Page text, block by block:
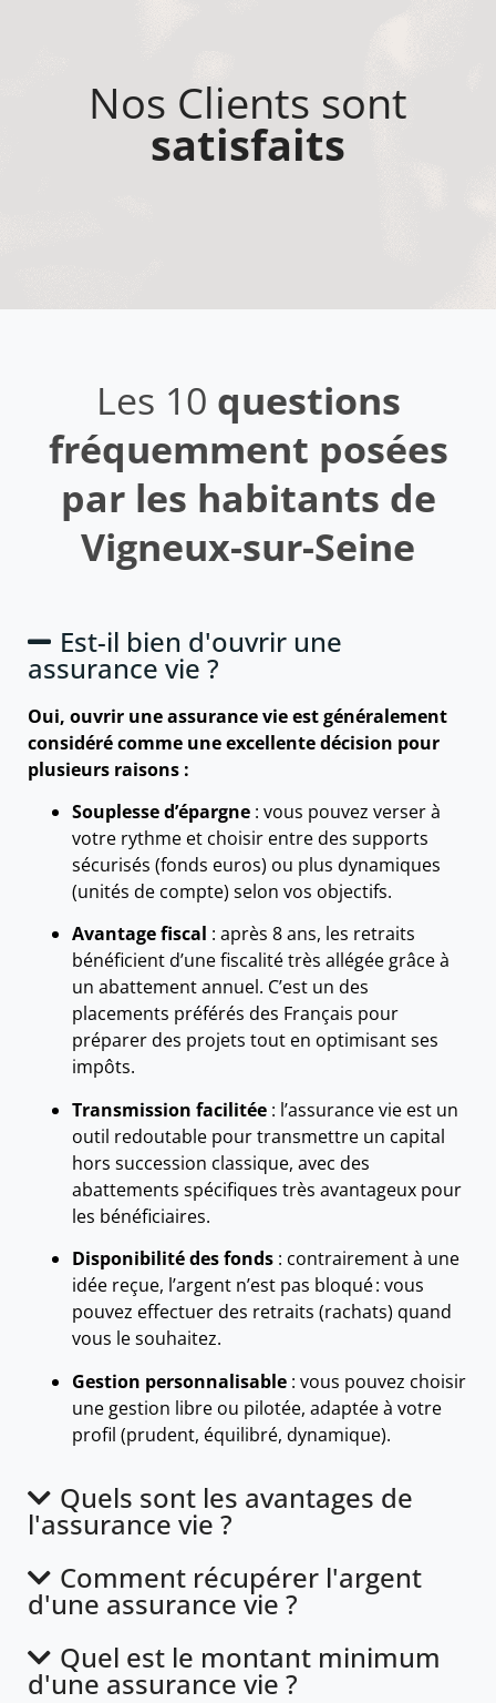
Nos Clients sont
satisfaits
Les 10 questions
fréquemment posées
par les habitants de
Vigneux-sur-Seine
Est-il bien d'ouvrir une
assurance vie ?
Oui, ouvrir une assurance vie est généralement
considéré comme une excellente décision pour
plusieurs raisons :
Souplesse d’épargne : vous pouvez verser à
votre rythme et choisir entre des supports
sécurisés (fonds euros) ou plus dynamiques
(unités de compte) selon vos objectifs.
Avantage fiscal : après 8 ans, les retraits
bénéficient d’une fiscalité très allégée grâce à
un abattement annuel. C’est un des
placements préférés des Français pour
préparer des projets tout en optimisant ses
impôts.
Transmission facilitée : l’assurance vie est un
outil redoutable pour transmettre un capital
hors succession classique, avec des
abattements spécifiques très avantageux pour
les bénéficiaires.
Disponibilité des fonds : contrairement à une
idée reçue, l’argent n’est pas bloqué : vous
pouvez effectuer des retraits (rachats) quand
vous le souhaitez.
Gestion personnalisable : vous pouvez choisir
une gestion libre ou pilotée, adaptée à votre
profil (prudent, équilibré, dynamique).
Quels sont les avantages de
l'assurance vie ?
Comment récupérer l'argent
d'une assurance vie ?
Quel est le montant minimum
d'une assurance vie ?